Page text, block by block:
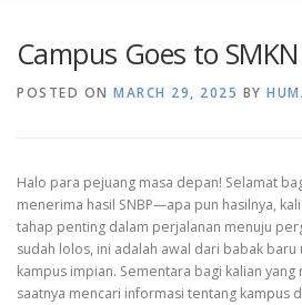
Campus Goes to
POSTED ON MARCH 29, 2025 BY
Halo para pejuang masa depan! Selamat
menerima hasil SNBP—apa pun hasilnya,
tahap penting dalam perjalanan menuju
sudah lolos, ini adalah awal dari babak
kampus impian. Sementara bagi kalian yang
saatnya mencari informasi tentang kampus